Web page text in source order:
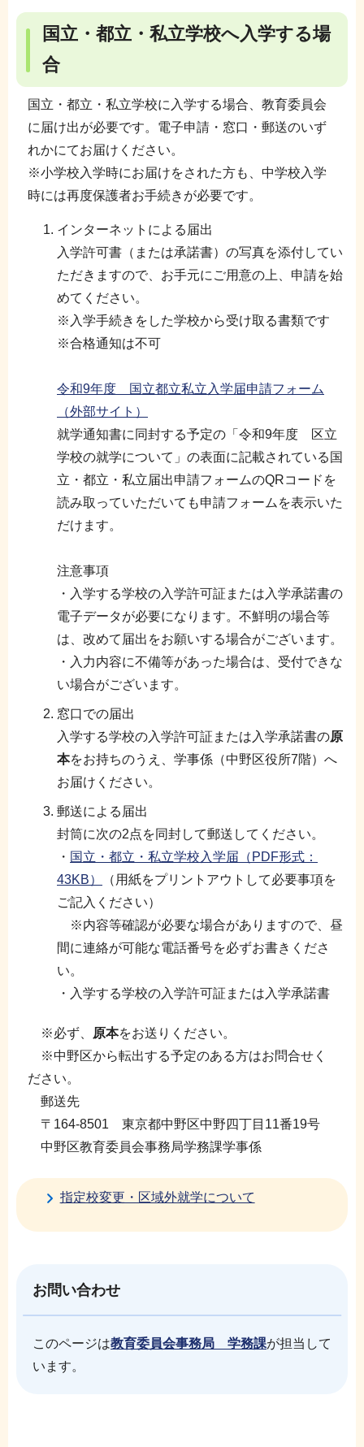
国立・都立・私立学校へ入学する場
合
国立・都立・私立学校に入学する場合、教育委員会
に届け出が必要です。電子申請・窓口・郵送のいず
れかにてお届けください。
※小学校入学時にお届けをされた方も、中学校入学
時には再度保護者お手続きが必要です。
インターネットによる届出
入学許可書（または承諾書）の写真を添付してい
ただきますので、お手元にご用意の上、申請を始
めてください。
※入学手続きをした学校から受け取る書類です
※合格通知は不可
令和9年度 国立都立私立入学届申請フォーム
（外部サイト）
就学通知書に同封する予定の「令和9年度 区立
学校の就学について」の表面に記載されている国
立・都立・私立届出申請フォームのQRコードを
読み取っていただいても申請フォームを表示いた
だけます。
注意事項
・入学する学校の入学許可証または入学承諾書の
電子データが必要になります。不鮮明の場合等
は、改めて届出をお願いする場合がございます。
・入力内容に不備等があった場合は、受付できな
い場合がございます。
窓口での届出
入学する学校の入学許可証または入学承諾書の原
本をお持ちのうえ、学事係（中野区役所7階）へ
お届けください。
郵送による届出
封筒に次の2点を同封して郵送してください。
・ 国立・都立・私立学校入学届（PDF形式：
43KB）
（用紙をプリントアウトして必要事項を
ご記入ください）
※内容等確認が必要な場合がありますので、昼
間に連絡が可能な電話番号を必ずお書きくださ
い。
・入学する学校の入学許可証または入学承諾書
※必ず、 原本をお送りください。
※中野区から転出する予定のある方はお問合せく
ださい。
郵送先
〒164-8501 東京都中野区中野四丁目11番19号
中野区教育委員会事務局学務課学事係
指定校変更・区域外就学について
お問い合わせ
このページは教育委員会事務局 学務課が担当して
います。